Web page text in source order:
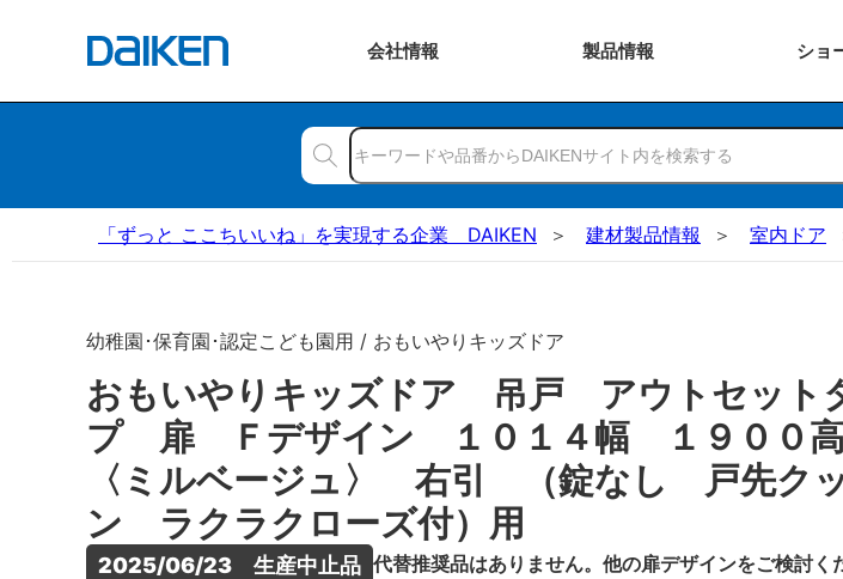
会社情報 製品情報 ショ
「ずっと ここちいいね」を実現する企業 DAIKEN 建材製品情報 室内ドア
幼稚園･保育園･認定こども園用 / おもいやりキッズドア
おもいやりキッズドア 吊戸 アウトセット
プ 扉 Ｆデザイン １０１４幅 １９００
〈ミルベージュ〉 右引 （錠なし 戸先ク
ン ラクラクローズ付）用
2025/06/23　生産中止品 代替推奨品はありません。他の扉デザインをご検討く